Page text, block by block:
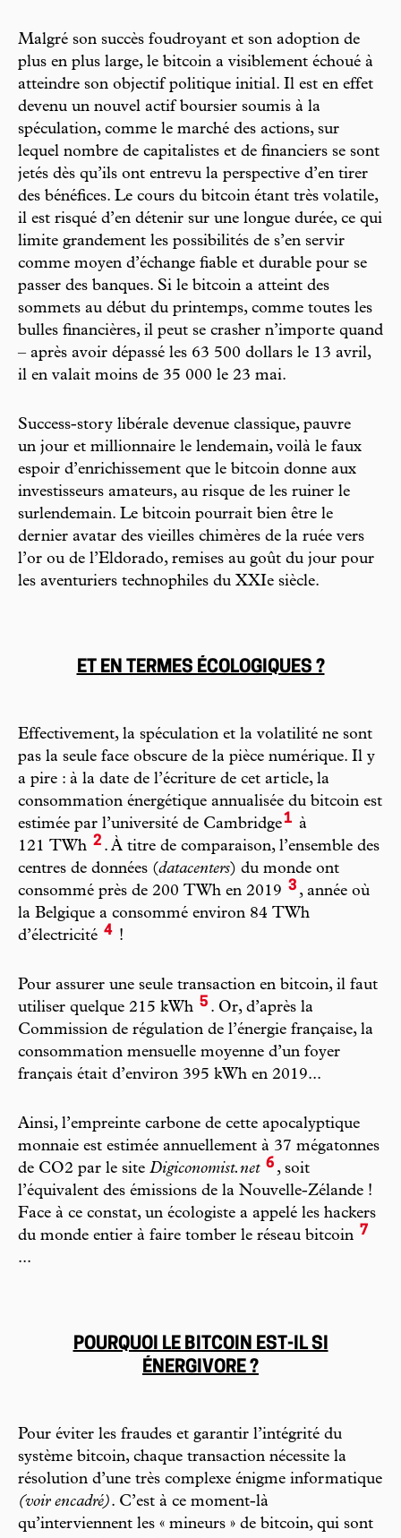
Malgré son succès foudroyant et son adoption de
plus en plus large, le bitcoin a visiblement échoué à
atteindre son objectif politique initial. Il est en effet
devenu un nouvel actif boursier soumis à la
spéculation, comme le marché des actions, sur
lequel nombre de capitalistes et de financiers se sont
jetés dès qu’ils ont entrevu la perspective d’en tirer
des bénéfices. Le cours du bitcoin étant très volatile,
il est risqué d’en détenir sur une longue durée, ce qui
limite grandement les possibilités de s’en servir
comme moyen d’échange fiable et durable pour se
passer des banques. Si le bitcoin a atteint des
sommets au début du printemps, comme toutes les
bulles financières, il peut se crasher n’importe quand
– après avoir dépassé les 63 500 dollars le 13 avril,
il en valait moins de 35 000 le 23 mai.
Success-story libérale devenue classique, pauvre
un jour et millionnaire le lendemain, voilà le faux
espoir d’enrichissement que le bitcoin donne aux
investisseurs amateurs, au risque de les ruiner le
surlendemain. Le bitcoin pourrait bien être le
dernier avatar des vieilles chimères de la ruée vers
l’or ou de l’Eldorado, remises au goût du jour pour
les aventuriers technophiles du XXIe siècle.
ET EN TERMES ÉCOLOGIQUES ?
Effectivement, la spéculation et la volatilité ne sont
pas la seule face obscure de la pièce numérique. Il y
a pire : à la date de l’écriture de cet article, la
consommation énergétique annualisée du bitcoin est
estimée par l’université de Cambridge1 à
121 TWh 2 . À titre de comparaison, l’ensemble des
centres de données (datacenters) du monde ont
consommé près de 200 TWh en 2019 3 , année où
la Belgique a consommé environ 84 TWh
d’électricité 4 !
Pour assurer une seule transaction en bitcoin, il faut
utiliser quelque 215 kWh 5 . Or, d’après la
Commission de régulation de l’énergie française, la
consommation mensuelle moyenne d’un foyer
français était d’environ 395 kWh en 2019...
Ainsi, l’empreinte carbone de cette apocalyptique
monnaie est estimée annuellement à 37 mégatonnes
de CO2 par le site Digiconomist.net 6 , soit
l’équivalent des émissions de la Nouvelle-Zélande !
Face à ce constat, un écologiste a appelé les hackers
du monde entier à faire tomber le réseau bitcoin 7
...
POURQUOI LE BITCOIN EST-IL SI
ÉNERGIVORE ?
Pour éviter les fraudes et garantir l’intégrité du
système bitcoin, chaque transaction nécessite la
résolution d’une très complexe énigme informatique
(voir encadré). C’est à ce moment-là
qu’interviennent les « mineurs » de bitcoin, qui sont